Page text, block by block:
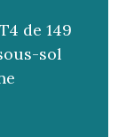
de 149
sol